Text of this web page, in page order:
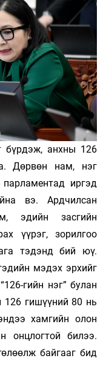
бүрдэж, анхны 126
Дөрвөн нам, нэг
иргэд
вэ. Ардчилсан
эдийн засгийн
үүрэг, зорилгоо
тэдэнд бий юү.
мэдэх эрхийг
гийн нэг” булан
гишүүний 80 нь
хамгийн олон
онцлогтой билээ.
байгааг бид